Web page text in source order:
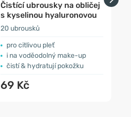
Čistící ubrousky na obličej
s kyselinou hyaluronovou
20 ubrousků
pro citlivou pleť
i na voděodolný make-up
čistí & hydratují pokožku
69 Kč